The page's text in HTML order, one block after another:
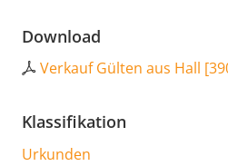
Download
Verkauf Gülten aus Hall [
Klassifikation
Urkunden